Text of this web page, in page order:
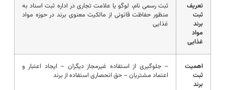
تعریف
ثبت
برند
مواد
غذایی
ثبت رسمی نام، لوگو یا علامت تجاری در اداره ثبت اسناد به
منظور حفاظت قانونی از مالکیت معنوی برند در حوزه مواد
غذایی
اهمیت
ثبت
برند
– جلوگیری از استفاده غیرمجاز دیگران – ایجاد اعتبار و
اعتماد مشتریان – حق انحصاری استفاده از برند